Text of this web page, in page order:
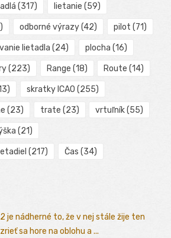
(317) lietanie (59)
odborné výrazy(42) pilot (71)
lietadla (24) plocha (16)
(223) Range (18) Route (14)
skratky ICAO (255)
(23) trate (23) vrtuľník(55)
(21)
(217) Čas (34)
je nádherné to, že v nej stále žije ten
sa hore na oblohu a ...